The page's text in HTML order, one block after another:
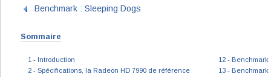
Benchmark : Sleeping Dogs
Sommaire
1 - Introduction
2 - Spécifications, la Radeon HD 7990 de référence
12 - Benchmark
13 - Benchmark